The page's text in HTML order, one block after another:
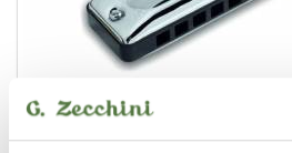
Blues Session Standard G Sol